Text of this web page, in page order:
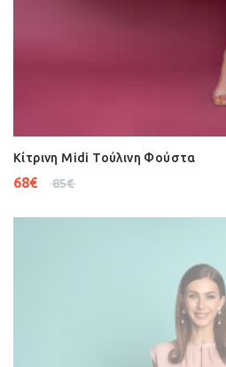
Κίτρινη Midi Τούλινη Φούστα
85€
68€